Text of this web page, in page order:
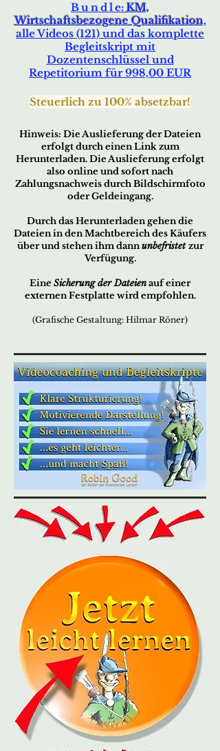
Bundle:KM,
Wirtschaftsbezogene Qualifikation,
alle Videos (121) und das komplette
Begleitskript mit
Dozentenschlüssel und
Repetitorium für 998,00 EUR
Steuerlich zu 100% absetzbar!
Hinweis: Die Auslieferung derDateien
erfolgt durch einen Link zum
Herunterladen. Die Auslieferung erfolgt
also online und sofort nach
Zahlungsnachweis durch Bildschirmfoto
oder Geldeingang.
Durch das Herunterladen gehen die
Dateien in den Machtbereich des Käufers
über und stehen ihm dannunbefristetzur
Verfügung.
Eine Sicherung der Dateienauf einer
externen Festplatte wird empfohlen.
(Grafische Gestaltung: Hilmar Röner)